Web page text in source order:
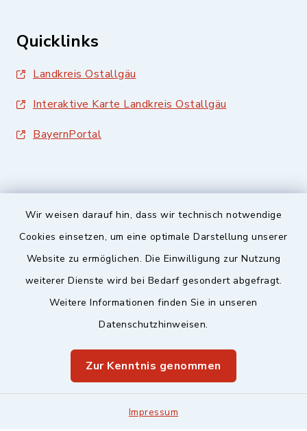
Wir weisen darauf hin, dass wir technisch notwendige
Cookies einsetzen, um eine optimale Darstellung unserer
Website zu ermöglichen. Die Einwilligung zur Nutzung
weiterer Dienste wird bei Bedarf gesondert abgefragt.
Weitere Informationen finden Sie in unseren
Datenschutzhinweisen.
Zur Kenntnis genommen
Impressum
Quicklinks
Landkreis Ostallgäu
Interaktive Karte Landkreis Ostallgäu
BayernPortal
Sicherer Kontakt
Datenschutz
Leitweg-ID & Rechnungsadressen